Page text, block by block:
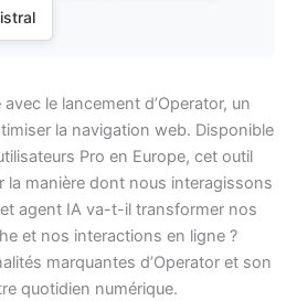
le lancement d’Operator, un
la navigation web. Disponible
Pro en Europe, cet outil
la manière dont nous interagissons
agent IA va-t-il transformer nos
et nos interactions en ligne ?
marquantes d’Operator et son
quotidien numérique.